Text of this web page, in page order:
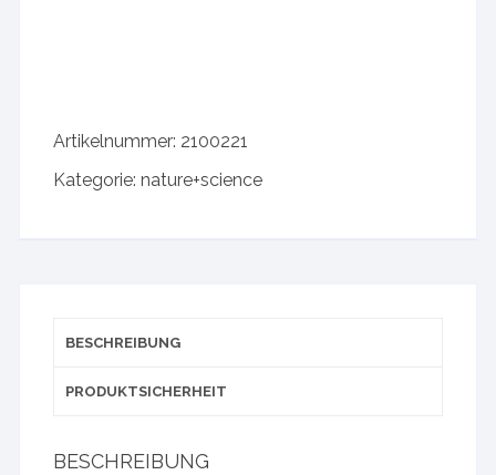
Artikelnummer: 2100221
Kategorie:nature+science
BESCHREIBUNG
PRODUKTSICHERHEIT
BESCHREIBUNG